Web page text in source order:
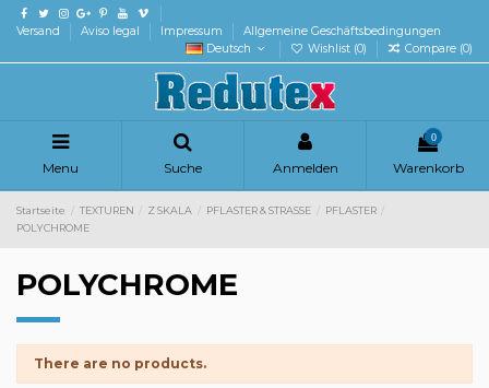
Versand Aviso legal Impressum
Allgemeine Geschäftsbedingungen
Deutsch
Wishlist (0) Compare (0)
Menu Suche Anmelden
0
Warenkorb
Startseite TEXTUREN Z SKALA PFLASTER & STRASSE
PFLASTER
POLYCHROME
POLYCHROME
There are no products.